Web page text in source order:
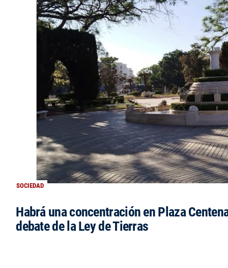
SOCIEDAD
Habrá una concentración en Plaza
debate de la Ley de Tierras